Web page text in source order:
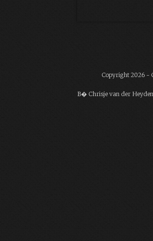
Copyright 2026 -
В� Chrisje van der